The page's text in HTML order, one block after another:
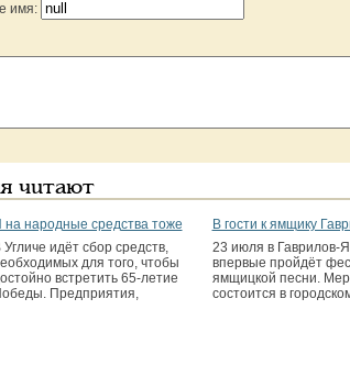
имя:
читают
на народные средства тоже
Угличе идёт сбор средств,
для того, чтобы
встретить 65-летие
Предприятия,
В гости к ямщику
23 июля в Гаврилов-
впервые пройдёт
ямщицкой песни.
состоится в